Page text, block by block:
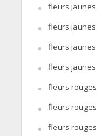
fleurs jaunes
fleurs jaunes
fleurs jaunes
fleurs jaunes
fleurs rouges
fleurs rouges
fleurs rouges